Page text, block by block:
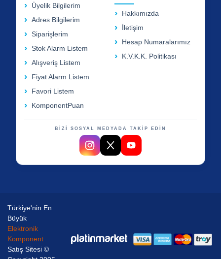
Üyelik Bilgilerim
Adres Bilgilerim
Siparişlerim
Stok Alarm Listem
Alışveriş Listem
Fiyat Alarm Listem
Favori Listem
KomponentPuan
Hakkımızda
İletişim
Hesap Numaralarımız
K.V.K.K. Politikası
BİZİ SOSYAL MEDYADA TAKİP EDİN
Türkiye'nin En
Büyük
Elektronik
Komponent
Satış Sitesi ©